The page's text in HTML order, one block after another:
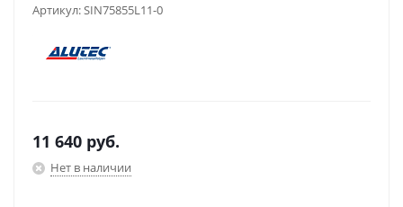
Артикул:SIN75855L11-0
11 640 руб.
Нет в наличии